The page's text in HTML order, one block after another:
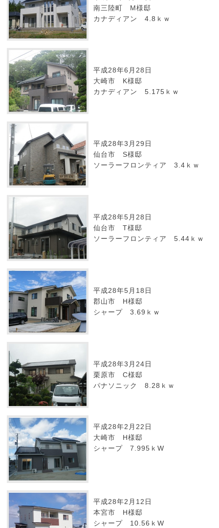
南三陸町 M様邸
カナディアン 4.8ｋｗ
平成28年6月28日
大崎市 K様邸
カナディアン 5.175ｋｗ
平成28年3月29日
仙台市 S様邸
ソーラーフロンティア 3.4ｋｗ
平成28年5月28日
仙台市 T様邸
ソーラーフロンティア 5.44ｋｗ
平成28年5月18日
郡山市 H様邸
シャープ 3.69ｋｗ
平成28年3月24日
栗原市 C様邸
パナソニック 8.28ｋｗ
平成28年2月22日
大崎市 H様邸
シャープ 7.995ｋW
平成28年2月12日
本宮市 H様邸
シャープ 10.56ｋW